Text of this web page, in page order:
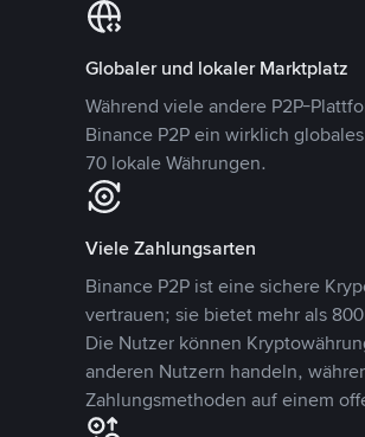
Globaler und lokaler Marktplatz
Während viele andere P2P-
Binance P2P ein wirklich
70 lokale Währungen.
Viele Zahlungsarten
Binance P2P ist eine sichere
vertrauen; sie bietet mehr als
Die Nutzer können
anderen Nutzern handeln,
Zahlungsmethoden auf einem